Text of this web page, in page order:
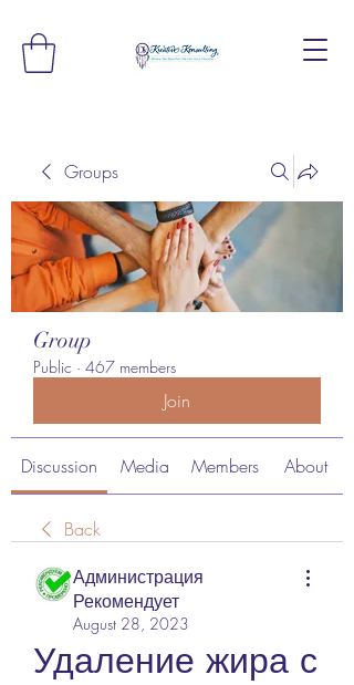
Groups
Group
Public · 467 members
Join
Discussion Media Members About
Back
Администрация
Рекомендует
August 28, 2023
Удаление жира с